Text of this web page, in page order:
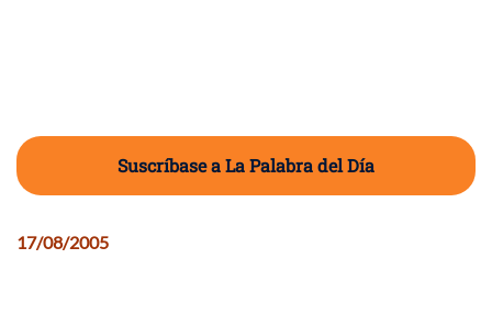
Suscríbase a La Palabra del Día
17/08/2005